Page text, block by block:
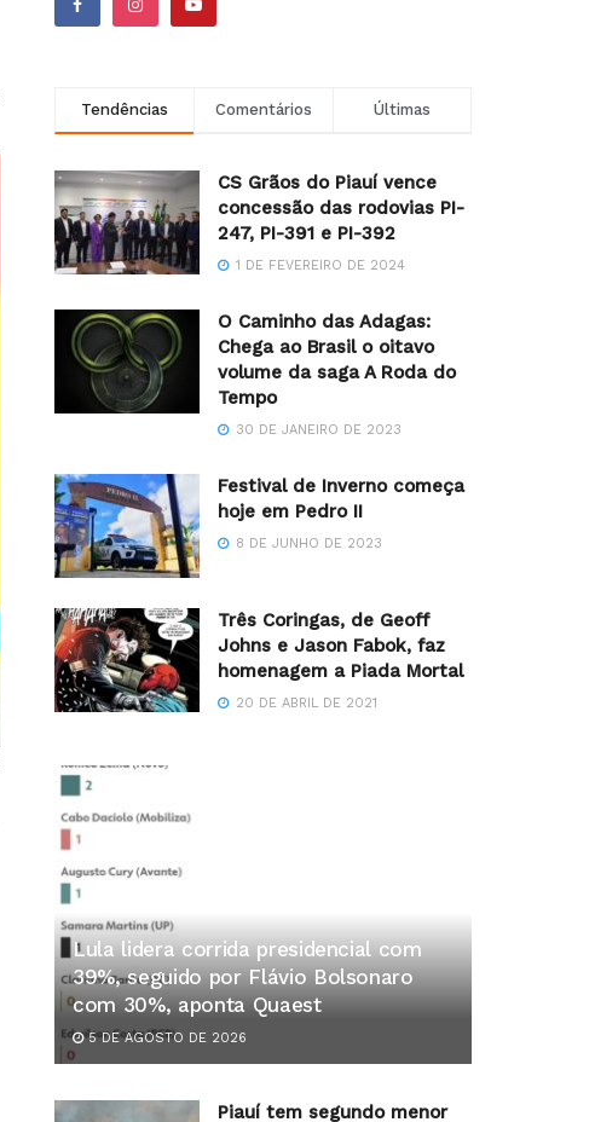
Tendências Comentários Últimas
CS Grãos do Piauí vence
concessão das rodovias PI-
247, PI-391 e PI-392
1 DE FEVEREIRO DE 2024
O Caminho das Adagas:
Chega ao Brasil o oitavo
volume da saga A Roda do
Tempo
30 DE JANEIRO DE 2023
Festival de Inverno começa
hoje em Pedro II
8 DE JUNHO DE 2023
Três Coringas, de Geoff
Johns e Jason Fabok, faz
homenagem a Piada Mortal
20 DE ABRIL DE 2021
Lula lidera corrida presidencial com
39%, seguido por Flávio Bolsonaro
com 30%, aponta Quaest
5 DE AGOSTO DE 2026
Piauí tem segundo menor